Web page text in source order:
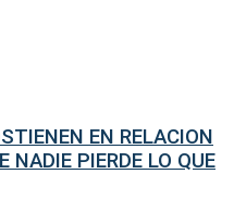
EN RELACION
NADIE PIERDE LO QUE